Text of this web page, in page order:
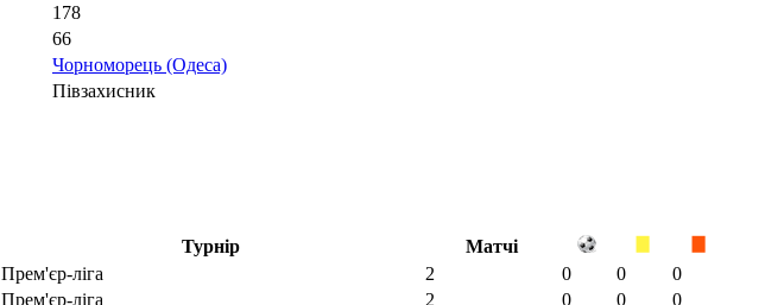
178
66
Чорноморець (Одеса)
Півзахисник
Турнір
Матчі
Прем'єр-ліга 2 0 0
0
Прем'єр-ліга 2 0 0
0